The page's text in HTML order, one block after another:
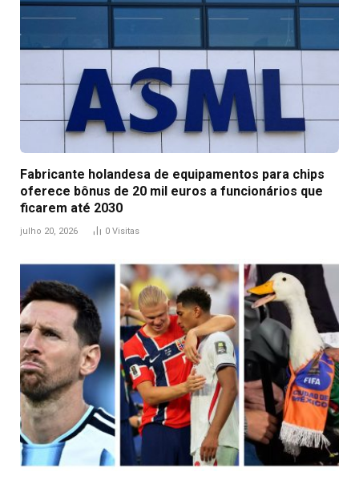
Fabricante holandesa de equipamentos para chips
oferece bônus de 20 mil euros a funcionários que
ficarem até 2030
julho 20, 2026 0 Visitas